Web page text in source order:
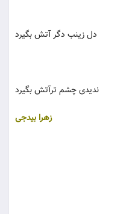
دل زینب دگر آتش بگیرد
ندیدی چشم ترآتش بگیرد
زهرا بیدجی